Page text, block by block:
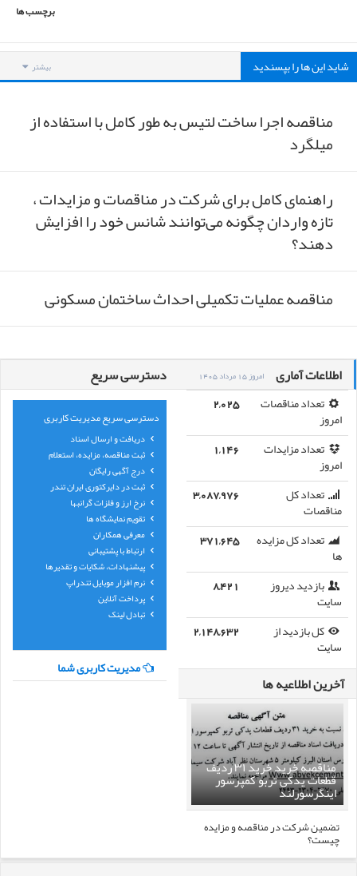
برچسب ها
شاید این ها را بپسندید بیشتر
مناقصه اجرا ساخت لتیس به طور کامل با استفاده از
میلگرد
راهنمای کامل برای شرکت در مناقصات و مزایدات ،
تازه واردان چگونه می‌توانند شانس خود را افزایش
دهند؟
مناقصه عملیات تکمیلی احداث ساختمان مسکونی
دسترسی سریع
دسترسی سریع مدیریت کاربری
دریافت و ارسال اسناد
ثبت مناقصه، مزایده، استعلام
درج آگهی رایگان
ثبت در دایرکتوری ایران تندر
نرخ ارز و فلزات گرانبها
تقویم نمایشگاه ها
معرفی همکاران
ارتباط با پشتیبانی
پیشنهادات، شکایات و تقدیرها
نرم افزار موبایل تندراپ
پرداخت آنلاین
تبادل لینک
مدیریت کاربری شما
اطلاعات آماری امروز 15 مرداد 1405
تعداد مناقصات
امروز
2,025
تعداد مزایدات
امروز
1,146
تعداد کل
مناقصات
3,087,976
تعداد کل مزایده
ها
371,645
بازدید دیروز
سایت
8,421
کل بازدید از
سایت
2,148,632
آخرین اطلاعیه ها
مناقصه خرید خرید ۳۱ ردیف
قطعات یدکی تربو کمپرسور
اینگرسورلند
تضمین شرکت در مناقصه و مزایده
چیست؟